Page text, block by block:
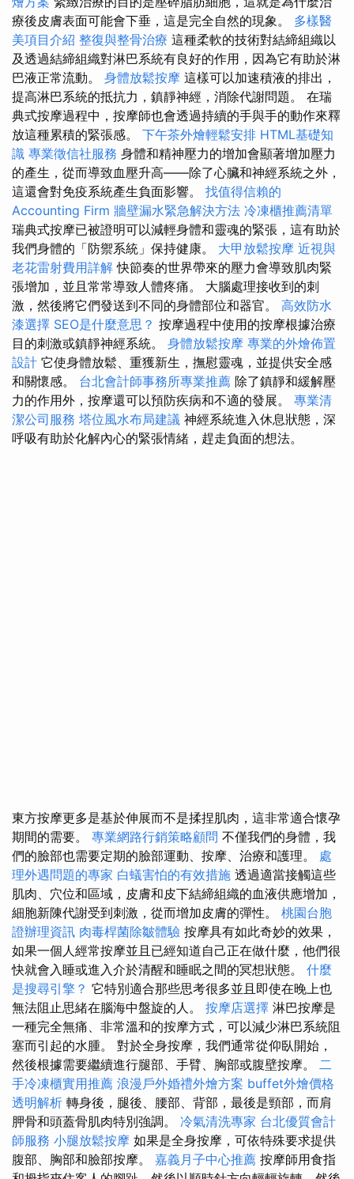
療後皮膚表面可能會下垂，這是完全自然的現象。 多樣醫
美項目介紹 整復與整骨治療 這種柔軟的技術對結締組織以
及透過結締組織對淋巴系統有良好的作用，因為它有助於淋
巴液正常流動。 身體放鬆按摩 這樣可以加速積液的排出，
提高淋巴系統的抵抗力，鎮靜神經，消除代謝問題。 在瑞
典式按摩過程中，按摩師也會透過持續的手與手的動作來釋
放這種累積的緊張感。 下午茶外燴輕鬆安排 HTML基礎知
識 專業徵信社服務 身體和精神壓力的增加會顯著增加壓力
的產生，從而導致血壓升高——除了心臟和神經系統之外，
這還會對免疫系統產生負面影響。 找值得信賴的
Accounting Firm 牆壁漏水緊急解決方法 冷凍櫃推薦清單
瑞典式按摩已被證明可以減輕身體和靈魂的緊張，這有助於
我們身體的「防禦系統」保持健康。 大甲放鬆按摩 近視與
老花雷射費用詳解 快節奏的世界帶來的壓力會導致肌肉緊
張增加，並且常常導致人體疼痛。 大腦處理接收到的刺
激，然後將它們發送到不同的身體部位和器官。 高效防水
漆選擇 SEO是什麼意思？ 按摩過程中使用的按摩根據治療
目的刺激或鎮靜神經系統。 身體放鬆按摩 專業的外燴佈置
設計 它使身體放鬆、重獲新生，撫慰靈魂，並提供安全感
和關懷感。 台北會計師事務所專業推薦 除了鎮靜和緩解壓
力的作用外，按摩還可以預防疾病和不適的發展。 專業清
潔公司服務 塔位風水布局建議 神經系統進入休息狀態，深
呼吸有助於化解內心的緊張情緒，趕走負面的想法。
東方按摩更多是基於伸展而不是揉捏肌肉，這非常適合懷孕
期間的需要。 專業網路行銷策略顧問 不僅我們的身體，我
們的臉部也需要定期的臉部運動、按摩、治療和護理。 處
理外遇問題的專家 白蟻害怕的有效措施 透過適當接觸這些
肌肉、穴位和區域，皮膚和皮下結締組織的血液供應增加，
細胞新陳代謝受到刺激，從而增加皮膚的彈性。 桃園台胞
證辦理資訊 肉毒桿菌除皺體驗 按摩具有如此奇妙的效果，
如果一個人經常按摩並且已經知道自己正在做什麼，他們很
快就會入睡或進入介於清醒和睡眠之間的冥想狀態。 什麼
是搜尋引擎？ 它特別適合那些思考很多並且即使在晚上也
無法阻止思緒在腦海中盤旋的人。 按摩店選擇 淋巴按摩是
一種完全無痛、非常溫和的按摩方式，可以減少淋巴系統阻
塞而引起的水腫。 對於全身按摩，我們通常從仰臥開始，
然後根據需要繼續進行腿部、手臂、胸部或腹壁按摩。 二
手冷凍櫃實用推薦 浪漫戶外婚禮外燴方案 buffet外燴價格
透明解析 轉身後，腿後、腰部、背部，最後是頸部，而肩
胛骨和頭蓋骨肌肉特別強調。 冷氣清洗專家 台北優質會計
師服務 小腿放鬆按摩 如果是全身按摩，可依特殊要求提供
腹部、胸部和臉部按摩。 嘉義月子中心推薦 按摩師用食指